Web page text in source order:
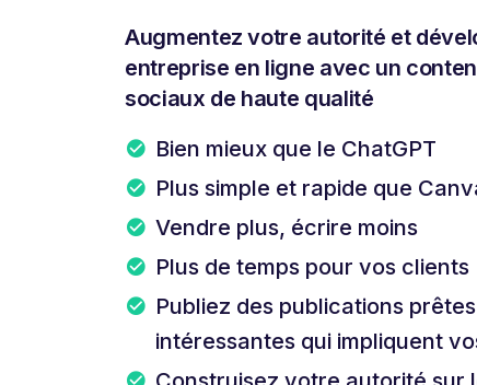
Augmentez votre autorité et
entreprise en ligne avec un
sociaux de haute qualité
Bien mieux que le ChatGPT
Plus simple et rapide que
Vendre plus, écrire moins
Plus de temps pour vos clients
Publiez des publications prêtes
intéressantes qui impliquent